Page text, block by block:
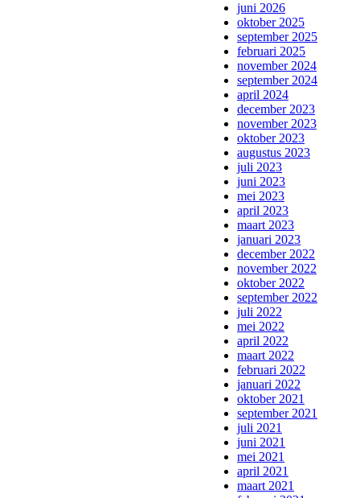
juni 2026
oktober 2025
september 2025
februari 2025
november 2024
september 2024
april 2024
december 2023
november 2023
oktober 2023
augustus 2023
juli 2023
juni 2023
mei 2023
april 2023
maart 2023
januari 2023
december 2022
november 2022
oktober 2022
september 2022
juli 2022
mei 2022
april 2022
maart 2022
februari 2022
januari 2022
oktober 2021
september 2021
juli 2021
juni 2021
mei 2021
april 2021
maart 2021